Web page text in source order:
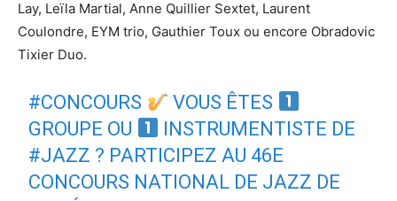
Lay, Leïla Martial, Anne Quillier Sextet, Laurent
Coulondre, EYM trio, Gauthier Toux ou encore Obradovic
Tixier Duo.
#CONCOURS
VOUS ÊTES
GROUPE OU
INSTRUMENTISTE DE
#JAZZ ? PARTICIPEZ AU 46E
CONCOURS NATIONAL DE JAZZ DE